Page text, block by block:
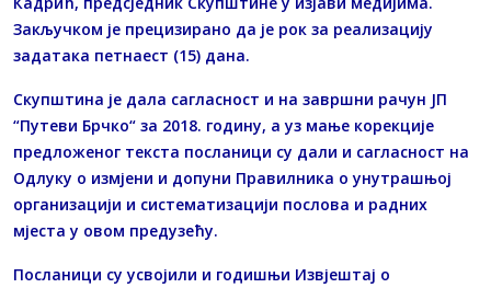
Закључком је прецизирано да је рок за реализацију
задатака петнаест (15) дана.
Скупштина је дала сагласност и на завршни рачун ЈП
“Путеви Брчко“ за 2018. годину, а уз мање корекције
предложеног текста посланици су дали и сагласност на
Одлуку о измјени и допуни Правилника о унутрашњој
организацији и систематизацији послова и радних
мјеста у овом предузећу.
Посланици су усвојили и годишњи Извјештај о